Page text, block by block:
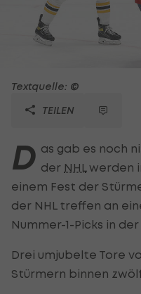
Textquelle: ©
TEILEN
D as gab es noch
der NHL werden
einem Fest der
der NHL treffen an
Nummer-1-Picks in
Drei umjubelte Tore
Stürmern binnen